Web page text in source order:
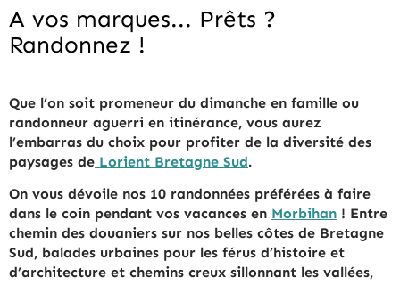
A vos marques... Prêts ?
Randonnez !
Que l’on soit promeneur du dimanche en famille ou
randonneur aguerri en itinérance, vous aurez
l’embarras du choix pour profiter de la diversité des
paysages de Lorient Bretagne Sud.
On vous dévoile nos 10 randonnées préférées à faire
dans le coin pendant vos vacances en Morbihan ! Entre
chemin des douaniers sur nos belles côtes de Bretagne
Sud, balades urbaines pour les férus d’histoire et
d’architecture et chemins creux sillonnant les vallées,